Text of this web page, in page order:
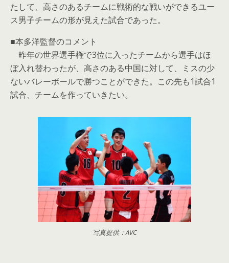
たして、高さのあるチームに戦術的な戦いができるユー
ス男子チームの形が見えた試合であった。
■本多洋監督のコメント
昨年の世界選手権で3位に入ったチームから選手はほ
ぼ入れ替わったが、高さのある中国に対して、ミスの少
ないバレーボールで勝つことができた。この先も1試合1
試合、チームを作っていきたい。
写真提供：AVC